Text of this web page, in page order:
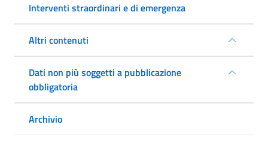
Interventi straordinari e di emergenza
Altri contenuti
Dati non più soggetti a pubblicazione
obbligatoria
Archivio